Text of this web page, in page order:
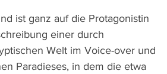
ist ganz auf die Protagonistin
einer durch
Welt im Voice-over und
Paradieses, in dem die etwa